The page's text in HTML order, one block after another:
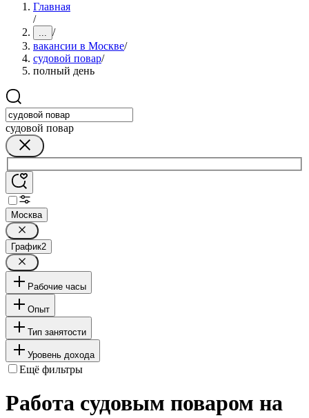
Главная
/
... /
вакансии в Москве/
судовой повар/
полный день
судовой повар
Москва
График2
Рабочие часы
Опыт
Тип занятости
Уровень дохода
Ещё фильтры
Работа судовым поваром на